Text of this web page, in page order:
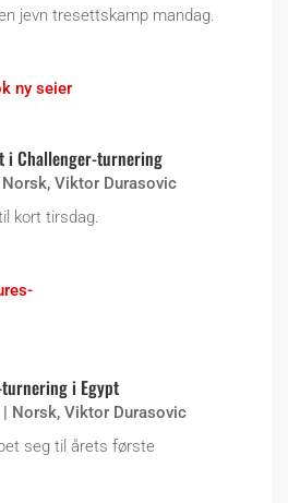
jevn tresettskamp mandag.
i Challenger-turnering
Norsk, Viktor Durasovic
kort tirsdag.
turnering i Egypt
| Norsk, Viktor Durasovic
seg til årets første